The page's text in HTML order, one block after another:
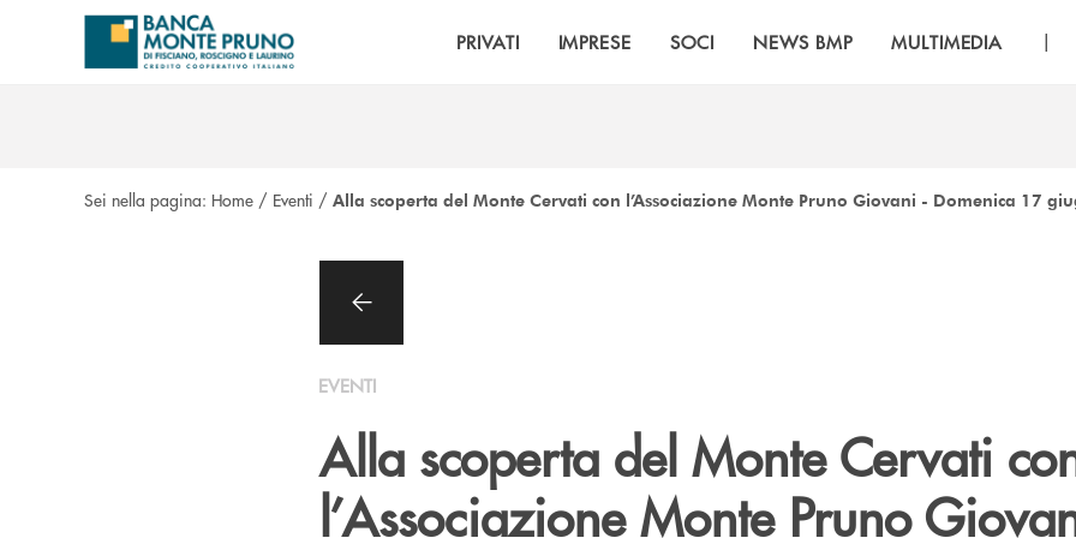
Salta al contenuto principale
PRIVATI IMPRESE SOCI NEWS BMP MULTIMEDIA |
Sei nella pagina: Home / Eventi / Alla scoperta del Monte Cervati con l’Associazione Monte Pruno Giovani - Domenica 17
EVENTI
Alla scoperta del Monte Cervati
l’Associazione Monte Pruno